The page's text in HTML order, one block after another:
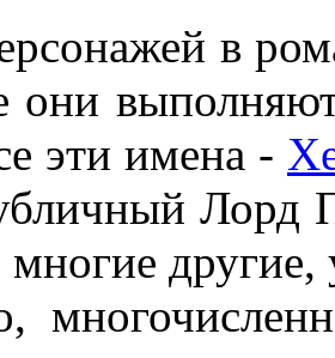
в
они
эти имена -
Лорд
другие,